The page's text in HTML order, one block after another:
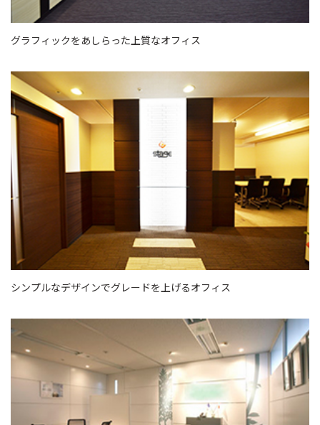
グラフィックをあしらった上質なオフィス
シンプルなデザインでグレードを上げるオフィス